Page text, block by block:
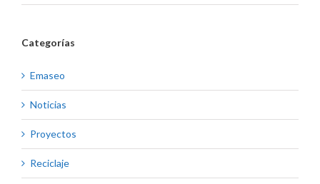
Categorías
Emaseo
Noticias
Proyectos
Reciclaje